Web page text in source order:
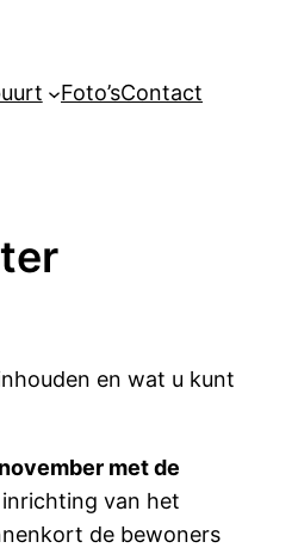
Foto’sContact
en wat u kunt
met de
van het
de bewoners